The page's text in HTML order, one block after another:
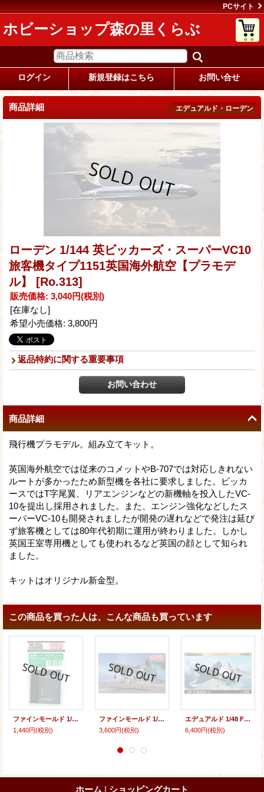
PCサイト
ホビーショップ森の里くらぶ
ログイン 新規登録はこちら お問い合せ
商品詳細 エデュアルド・ローデン
ローデン 1/144 英ビッカーズ・スーパーVC10
旅客機タイプ1151英国海外航空【プラモデ
ル】 [Ro.313]
販売価格: 3,040円(税別)
[在庫なし]
希望小売価格: 3,800円
返品特約に関する重要事項
商品詳細
飛行機プラモデル。組み立てキット。
英国海外航空では従来のコメットやB-707では対応しきれない
ルートが多かったため新型機を各社に要求しました。ビッカ
ースではT字尾翼、リアエンジンなどの新機軸を投入したVC-
10を提出し採用されました。また、エンジン強化などしたス
ーパーVC-10も開発されましたが開発の遅れなどで発注は延び
ず旅客機としては80年代初期に運用が終わりました。しかし
英国王室専用機としても使われるなど英国の顔として知られ
ました。
キットはオリジナル新金型。
この商品を買った人は、こんな商品も買っています
ファインモールド 1/48 零戦用20mm機銃＆ピトー管セット【プラモデル用パーツ】
1,440円(税別)
ファインモールド 1/48 帝国海軍 零式艦上戦闘機五二型（中島製）【プラモデル】
3,600円(税別)
エデュアルド 1/48 F6F-5 後期型 プロフィパック【プラモデル】
6,400円(税別)
ホーム | ショッピングカート